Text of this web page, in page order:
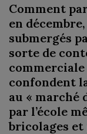
Comment
en
submergés
sorte de
confondent
au « marché
par l’école
bricolages